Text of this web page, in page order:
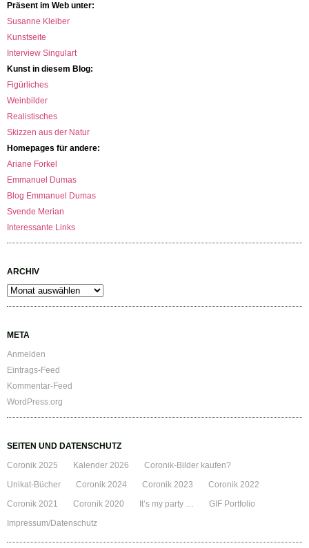
Präsent im Web unter:
Susanne Kleiber
Kunstseite
Interview Singulart
Kunst in diesem Blog:
Figürliches
Weinbilder
Realistisches
Skizzen aus der Natur
Homepages für andere:
Ariane Forkel
Emmanuel Dumas
Blog Emmanuel Dumas
Svende Merian
Interessante Links
ARCHIV
Archiv
META
Anmelden
Eintrags-Feed
Kommentar-Feed
WordPress.org
SEITEN UND DATENSCHUTZ
Coronik 2025
Kalender 2026
Coronik-Bilder kaufen?
Unikat-Bücher
Coronik 2024 Coronik 2023
Coronik 2022
Coronik 2021
Coronik 2020 It’s my party …
GIF Portfolio
Impressum/Datenschutz